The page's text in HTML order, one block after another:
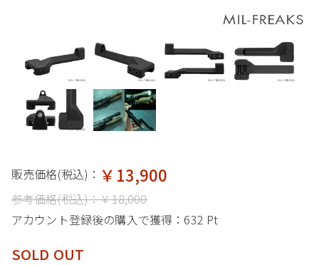
販売価格(税込)： ￥13,900
参考価格(税込)：￥18,000
アカウント登録後の購入で獲得： 632 Pt
SOLD OUT